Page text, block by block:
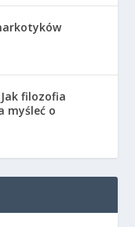
filozofia
myśleć o